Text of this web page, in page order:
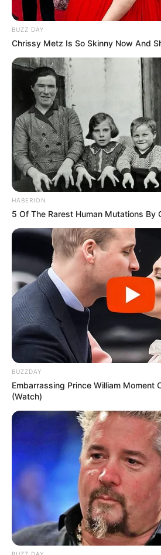
Erinnerung an die Bahn, die
bezeichnet wird, hat ein
in Lindenberg eingerichtet und
Strecke wiedereröffnet, auf
ein Museumsbahnbetrieb mit
stattfindet. Informationen unter
Storchendorf Linum - Das
gehörende Dorf ist von einer
zirka 240 ha Wasserfläche
wurde Linum zu einem
hier in den Sommermonaten
Außerdem dienen die Teiche
abertausenden Kranichen
bei ihrem Flug in den Süden.
Schloss Marquardt - Ein
Ortsteil Marquardt, das sich
Neobarock und der
Anlage entstand nach
eines mittelalterlichen
de.wikipedia.org/wiki/
Schlossruine Zerbst - Die
Schlosses lässt den einstigen
des Fürstentums Anhalt-
Informationen unter
Tierpark Arche Noah in Klötze
in dem vorwiegend
werden. Der von der Stadt
kann kostenlos besichtigt
de.wikipedia.org/wiki/
ötze
Wendland-Therme Gartow -
angelegtes Freizeit- und
und Außenbecken, 50-Meter-
Bahnen, Kinderbecken und
Sole-Becken. Informationen
erme.de.
BUZZ DAY
Chrissy Metz Is So Skinny Now And
HABERION
5 Of The Rarest Human Mutations By
BUZZDAY
Embarrassing Prince William Moment
(Watch)